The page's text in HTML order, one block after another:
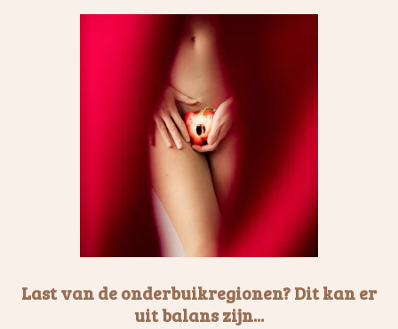
Last van de onderbuikregionen? Dit kan er
uit balans zijn...